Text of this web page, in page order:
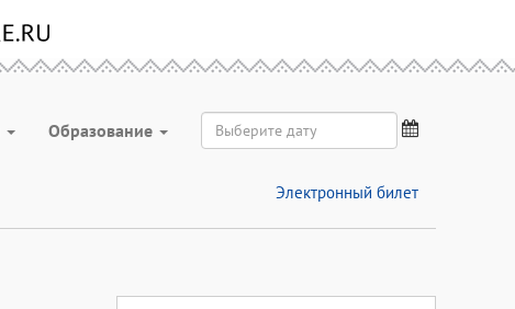
Образование
Электронный билет